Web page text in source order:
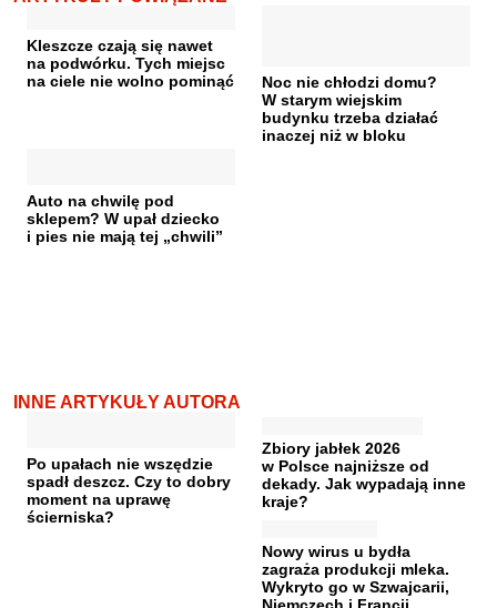
Kleszcze czają się nawet
na podwórku. Tych miejsc
na ciele nie wolno pominąć
Noc nie chłodzi domu?
W starym wiejskim
budynku trzeba działać
inaczej niż w bloku
Auto na chwilę pod
sklepem? W upał dziecko
i pies nie mają tej „chwili”
INNE ARTYKUŁY AUTORA
Po upałach nie wszędzie
spadł deszcz. Czy to dobry
moment na uprawę
ścierniska?
Zbiory jabłek 2026
w Polsce najniższe od
dekady. Jak wypadają inne
kraje?
Nowy wirus u bydła
zagraża produkcji mleka.
Wykryto go w Szwajcarii,